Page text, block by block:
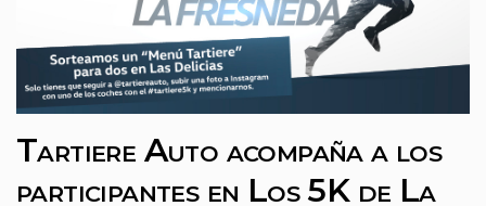
Tartiere Auto acompaña a los
participantes en Los 5K de La